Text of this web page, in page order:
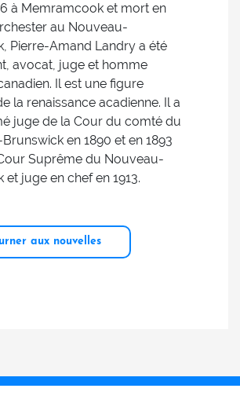
à Memramcook et mort en
au Nouveau-
Pierre-Amand Landry a été
avocat, juge et homme
Il est une figure
la renaissance acadienne. Il a
juge de la Cour du comté du
en 1890 et en 1893
Suprême du Nouveau-
et juge en chef en 1913.
aux nouvelles